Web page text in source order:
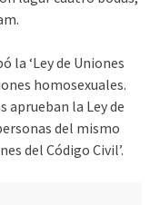
la ‘Ley de Uniones
homosexuales.
aprueban la Ley de
del mismo
del Código Civil’.